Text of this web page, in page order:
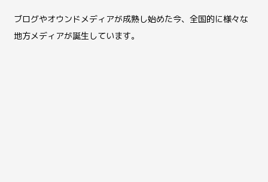
ブログやオウンドメディアが成熟し始めた今、全国的に様々な
地方メディアが誕生しています。